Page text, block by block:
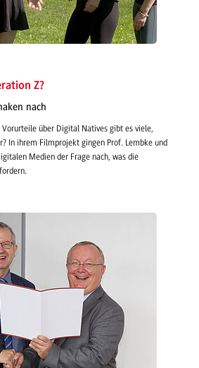
Z?
nach
Vorurteile über Digital Natives gibt es viele,
In ihrem Filmprojekt gingen Prof. Lembke und
Medien der Frage nach, was die